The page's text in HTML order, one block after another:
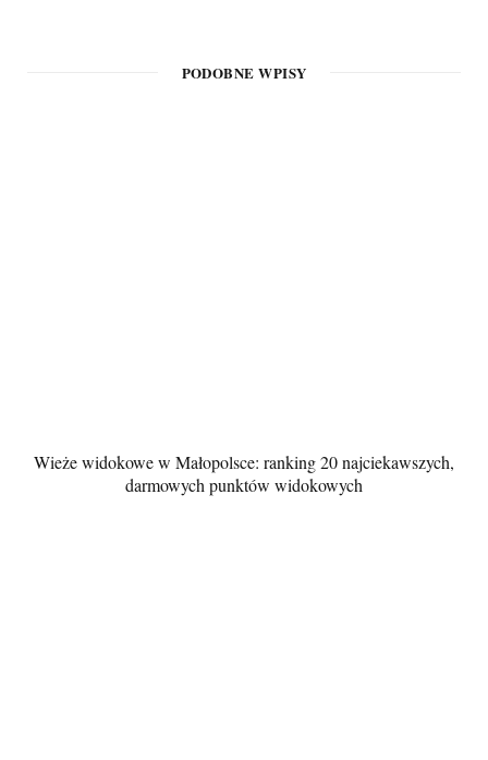
PODOBNE WPISY
Wieże widokowe w Małopolsce: ranking 20 najciekawszych,
darmowych punktów widokowych